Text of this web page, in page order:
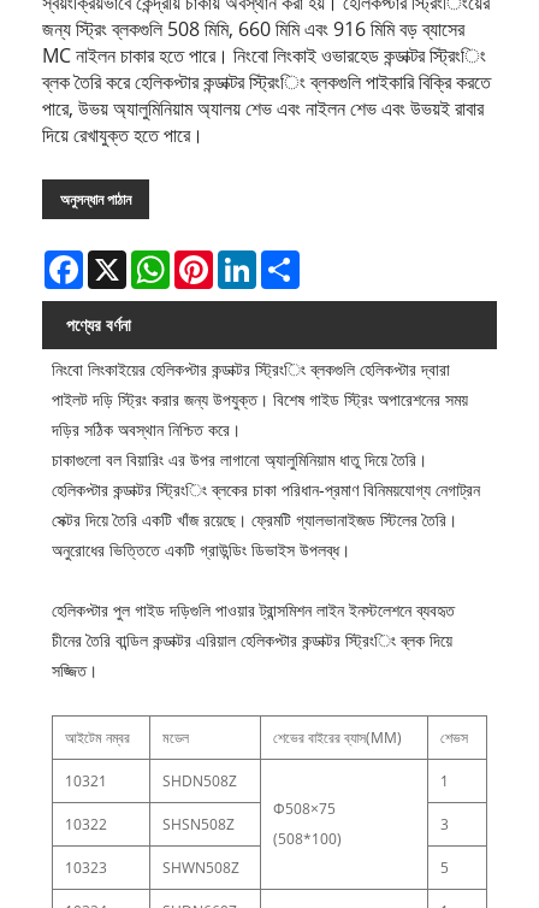
জন্য স্ট্রিং ব্লকগুলি 508 মিমি, 660 মিমি এবং 916 মিমি বড় ব্যাসের
MC নাইলন চাকার হতে পারে। নিংবো লিংকাই ওভারহেড কন্ডাক্টর স্ট্রিংিং
ব্লক তৈরি করে হেলিকপ্টার কন্ডাক্টর স্ট্রিংিং ব্লকগুলি পাইকারি বিক্রি করতে
পারে, উভয় অ্যালুমিনিয়াম অ্যালয় শেভ এবং নাইলন শেভ এবং উভয়ই রাবার
দিয়ে রেখাযুক্ত হতে পারে।
অনুসন্ধান পাঠান
Facebook
X WhatsAppPinterestLinkedIn
পণ্যের বর্ণনা
নিংবো লিংকাইয়ের হেলিকপ্টার কন্ডাক্টর স্ট্রিংিং ব্লকগুলি হেলিকপ্টার দ্বারা
পাইলট দড়ি স্ট্রিং করার জন্য উপযুক্ত। বিশেষ গাইড স্ট্রিং অপারেশনের সময়
দড়ির সঠিক অবস্থান নিশ্চিত করে।
চাকাগুলো বল বিয়ারিং এর উপর লাগানো অ্যালুমিনিয়াম ধাতু দিয়ে তৈরি।
হেলিকপ্টার কন্ডাক্টর স্ট্রিংিং ব্লকের চাকা পরিধান-প্রমাণ বিনিময়যোগ্য নেগাট্রন
সেক্টর দিয়ে তৈরি একটি খাঁজ রয়েছে। ফ্রেমটি গ্যালভানাইজড স্টিলের তৈরি।
অনুরোধের ভিত্তিতে একটি গ্রাউন্ডিং ডিভাইস উপলব্ধ।
হেলিকপ্টার পুল গাইড দড়িগুলি পাওয়ার ট্রান্সমিশন লাইন ইনস্টলেশনে ব্যবহৃত
চীনের তৈরি বান্ডিল কন্ডাক্টর এরিয়াল হেলিকপ্টার কন্ডাক্টর স্ট্রিংিং ব্লক দিয়ে
সজ্জিত।
আইটেম নম্বর মডেল শেভের বাইরের ব্যাস(MM) শেভস
10321
SHDN508Z
Φ508×75
(508*100)
1
10322 SHSN508Z 3
10323 SHWN508Z 5